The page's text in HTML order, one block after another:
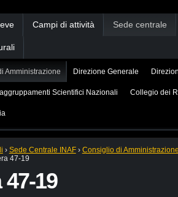
Campi di attività Sede centrale
Amministrazione Direzione Generale
Scientifici Nazionali Collegio dei
› Sede Centrale INAF › Consiglio di
47-19
19